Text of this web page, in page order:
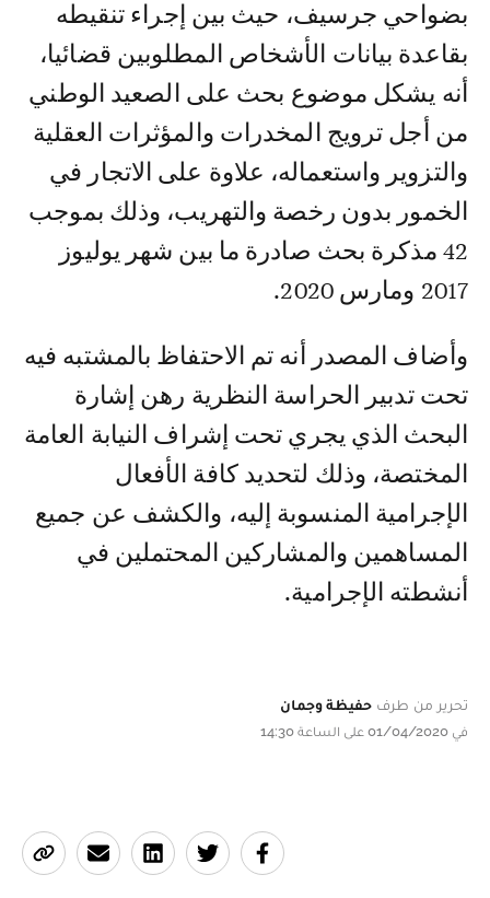
بضواحي جرسيف، حيث بين إجراء تنقيطه
بقاعدة بيانات الأشخاص المطلوبين قضائيا،
أنه يشكل موضوع بحث على الصعيد الوطني
من أجل ترويج المخدرات والمؤثرات العقلية
والتزوير واستعماله، علاوة على الاتجار في
الخمور بدون رخصة والتهريب، وذلك بموجب
42 مذكرة بحث صادرة ما بين شهر يوليوز
2017 ومارس 2020.
وأضاف المصدر أنه تم الاحتفاظ بالمشتبه فيه
تحت تدبير الحراسة النظرية رهن إشارة
البحث الذي يجري تحت إشراف النيابة العامة
المختصة، وذلك لتحديد كافة الأفعال
الإجرامية المنسوبة إليه، والكشف عن جميع
المساهمين والمشاركين المحتملين في
أنشطته الإجرامية.
تحرير من طرف حفيظة وجمان
في 01/04/2020 على الساعة 14:30